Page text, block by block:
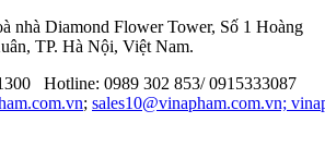
nhà Diamond Flower Tower, Số 1 Hoàng
TP. Hà Nội, Việt Nam.
Hotline: 0989 302 853/ 0915333087
; sales10@vinapham.com.vn;